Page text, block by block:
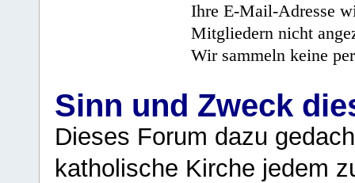
Ihre E-Mail-Adresse
Mitgliedern nicht
Wir sammeln keine
Sinn und Zweck
Dieses Forum dazu
katholische Kirche jedem